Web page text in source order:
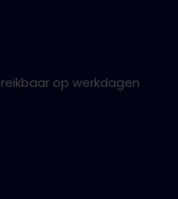
op werkdagen